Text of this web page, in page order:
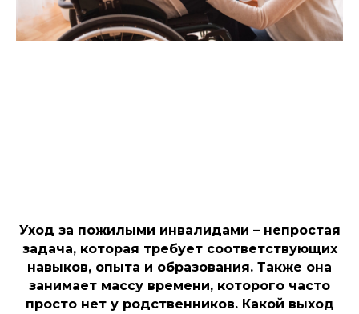
Уход за пожилыми инвалидами – непростая
задача, которая требует соответствующих
навыков, опыта и образования. Также она
занимает массу времени, которого часто
просто нет у родственников. Какой выход